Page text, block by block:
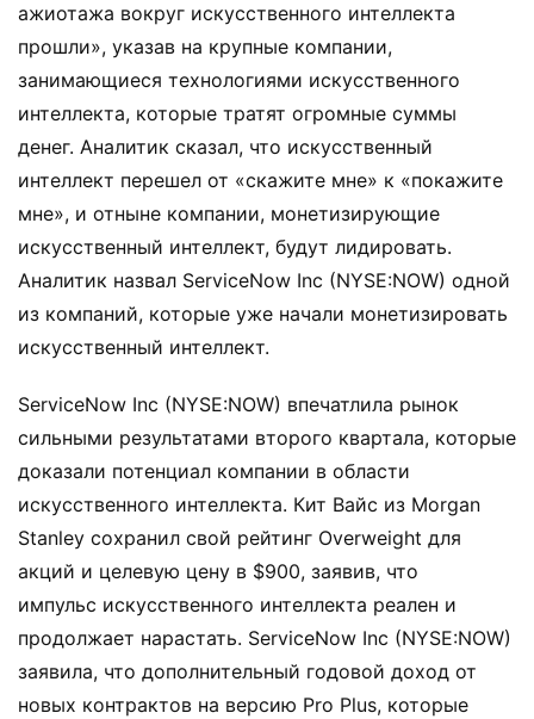
ажиотажа вокруг искусственного интеллекта
прошли», указав на крупные компании,
занимающиеся технологиями искусственного
интеллекта, которые тратят огромные суммы
денег. Аналитик сказал, что искусственный
интеллект перешел от «скажите мне» к «покажите
мне», и отныне компании, монетизирующие
искусственный интеллект, будут лидировать.
Аналитик назвал ServiceNow Inc (NYSE:NOW) одной
из компаний, которые уже начали монетизировать
искусственный интеллект.
ServiceNow Inc (NYSE:NOW) впечатлила рынок
сильными результатами второго квартала, которые
доказали потенциал компании в области
искусственного интеллекта. Кит Вайс из Morgan
Stanley сохранил свой рейтинг Overweight для
акций и целевую цену в $900, заявив, что
импульс искусственного интеллекта реален и
продолжает нарастать. ServiceNow Inc (NYSE:NOW)
заявила, что дополнительный годовой доход от
новых контрактов на версию Pro Plus, которые